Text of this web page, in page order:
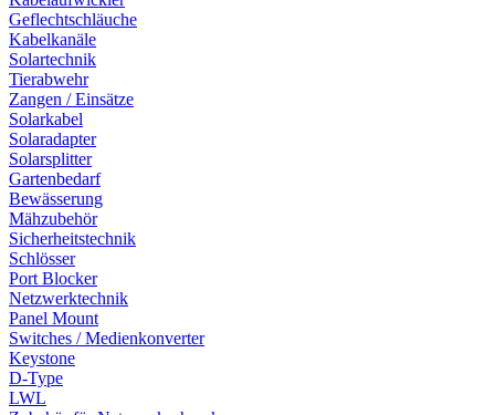
Geflechtschläuche
Kabelkanäle
Solartechnik
Tierabwehr
Zangen / Einsätze
Solarkabel
Solaradapter
Solarsplitter
Gartenbedarf
Bewässerung
Mähzubehör
Sicherheitstechnik
Schlösser
Port Blocker
Netzwerktechnik
Panel Mount
Switches / Medienkonverter
Keystone
D-Type
LWL